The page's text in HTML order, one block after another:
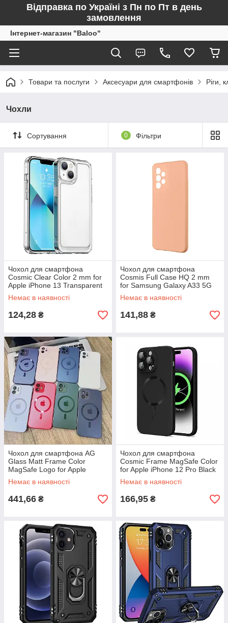
Відправка по Україні з Пн по Пт в день
замовлення
Інтернет-магазин "Baloo"
Товари та послуги Аксесуари для смартфонів Ріги,
Чохли
Сортування 0 Фільтри
Чохол для смартфона
Cosmic Clear Color 2 mm for
Apple iPhone 13 Transparent
Немає в наявності
124,28 ₴
Чохол для смартфона
Cosmis Full Case HQ 2 mm
for Samsung Galaxy A33 5G
Rose Pink
Немає в наявності
141,88 ₴
Чохол для смартфона AG
Glass Matt Frame Color
MagSafe Logo for Apple
iPhone 13 Pro Cangling Green
Немає в наявності
441,66 ₴
Чохол для смартфона
Cosmic Frame MagSafe Color
for Apple iPhone 12 Pro Black
Немає в наявності
166,95 ₴